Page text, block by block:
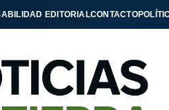
EDITORIALCONTACTO